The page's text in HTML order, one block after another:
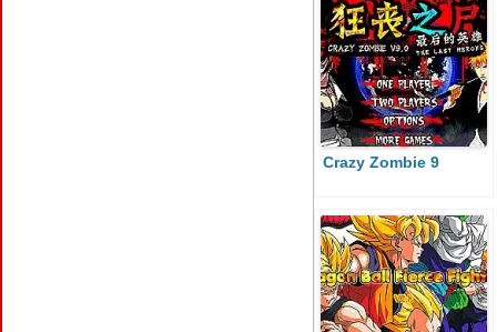
Crazy Zombie 9